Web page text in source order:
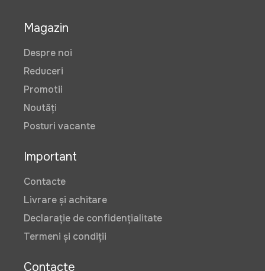
5299 lei
1250 lei
Magazin
Despre noi
Reduceri
Promotii
Noutăți
Posturi vacante
Important
Contacte
Livrare și achitare
Declarație de confidențialitate
Termeni și condiții
Contacte